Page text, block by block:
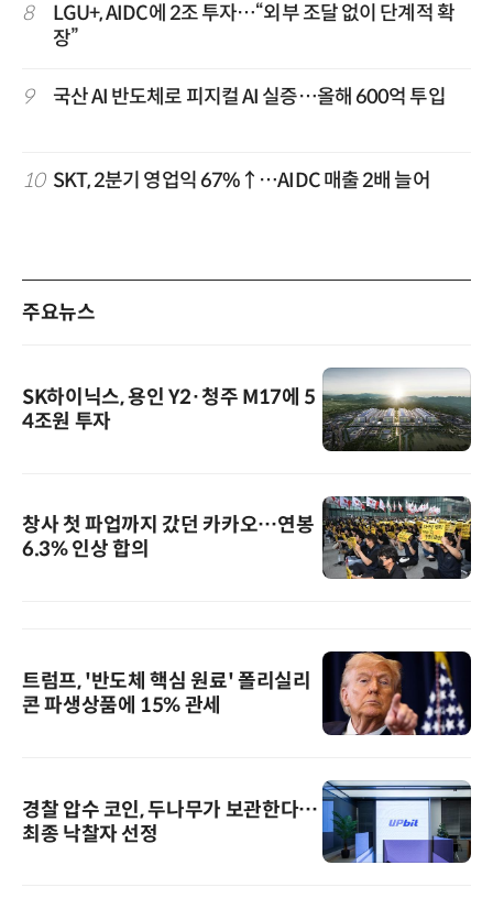
8
LGU+, AIDC에 2조 투자…“외부 조달 없이 단계적 확
장”
9 국산 AI 반도체로 피지컬 AI 실증…올해 600억 투입
10 SKT, 2분기 영업익 67%↑…AIDC 매출 2배 늘어
주요뉴스
SK하이닉스, 용인 Y2·청주 M17에 5
4조원 투자
창사 첫 파업까지 갔던 카카오…연봉
6.3% 인상 합의
트럼프, '반도체 핵심 원료' 폴리실리
콘 파생상품에 15% 관세
경찰 압수 코인, 두나무가 보관한다…
최종 낙찰자 선정